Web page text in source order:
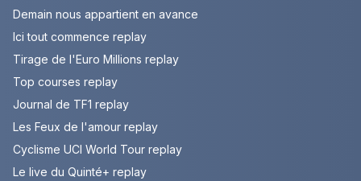
Demain nous appartient en avance
Ici tout commence replay
Tirage de l'Euro Millions replay
Top courses replay
Journal de TF1 replay
Les Feux de l'amour replay
Cyclisme UCI World Tour replay
Le live du Quinté+ replay